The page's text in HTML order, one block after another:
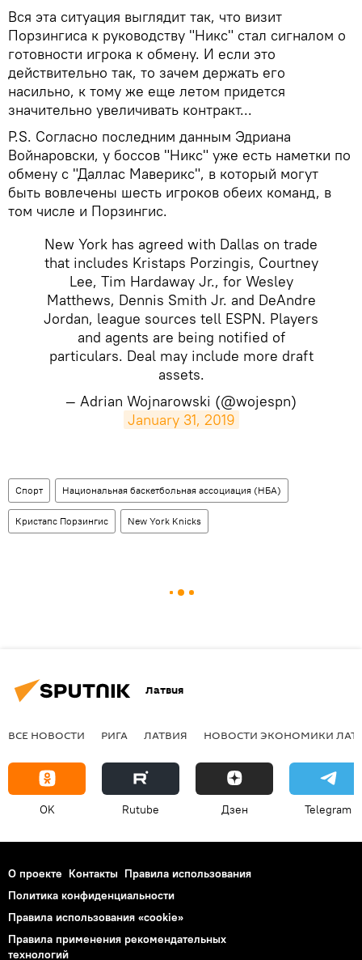
Вся эта ситуация выглядит так, что визит
Порзингиса к руководству "Никс" стал сигналом о
готовности игрока к обмену. И если это
действительно так, то зачем держать его
насильно, к тому же еще летом придется
значительно увеличивать контракт...
P.S. Согласно последним данным Эдриана
Войнаровски, у боссов "Никс" уже есть наметки по
обмену с "Даллас Маверикс", в который могут
быть вовлечены шесть игроков обеих команд, в
том числе и Порзингис.
New York has agreed with Dallas on trade
that includes Kristaps Porzingis, Courtney
Lee, Tim Hardaway Jr., for Wesley
Matthews, Dennis Smith Jr. and DeAndre
Jordan, league sources tell ESPN. Players
and agents are being notified of
particulars. Deal may include more draft
assets.
— Adrian Wojnarowski (@wojespn)
January 31, 2019
Спорт Национальная баскетбольная ассоциация (НБА)
Кристапс Порзингис New York Knicks
Латвия
ВСЕ НОВОСТИ РИГА ЛАТВИЯ НОВОСТИ ЭКОНОМИКИ
OK Rutube Дзен Telegram
О проекте Контакты Правила использования
Политика конфиденциальности
Правила использования «cookie»
Правила применения рекомендательных
технологий